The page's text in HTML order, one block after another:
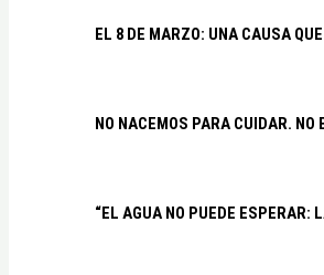
EL 8 DE MARZO: UNA CAUSA
NO NACEMOS PARA CUIDAR.
“EL AGUA NO PUEDE ESPERAR: